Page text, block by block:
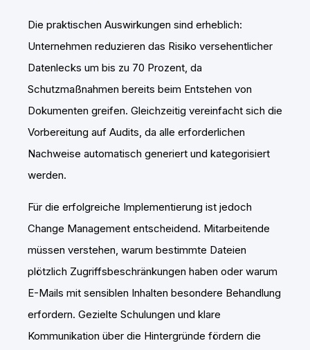
Die praktischen Auswirkungen sind erheblich:
Unternehmen reduzieren das Risiko versehentlicher
Datenlecks um bis zu 70 Prozent, da
Schutzmaßnahmen bereits beim Entstehen von
Dokumenten greifen. Gleichzeitig vereinfacht sich die
Vorbereitung auf Audits, da alle erforderlichen
Nachweise automatisch generiert und kategorisiert
werden.
Für die erfolgreiche Implementierung ist jedoch
Change Management entscheidend. Mitarbeitende
müssen verstehen, warum bestimmte Dateien
plötzlich Zugriffsbeschränkungen haben oder warum
E-Mails mit sensiblen Inhalten besondere Behandlung
erfordern. Gezielte Schulungen und klare
Kommunikation über die Hintergründe fördern die